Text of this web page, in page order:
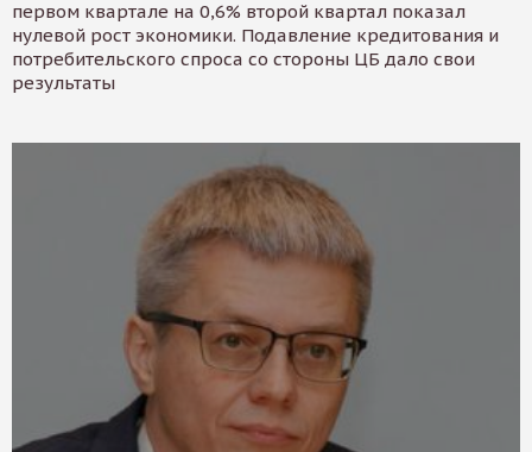
первом квартале на 0,6% второй квартал показал
нулевой рост экономики. Подавление кредитования и
потребительского спроса со стороны ЦБ дало свои
результаты